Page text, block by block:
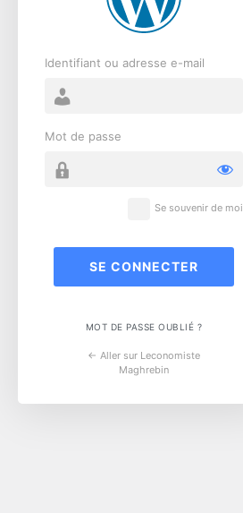
Identifiant ou adresse e-mail
Mot de passe
Se souvenir de moi
MOT DE PASSE OUBLIÉ ?
← Aller sur Leconomiste
Maghrebin